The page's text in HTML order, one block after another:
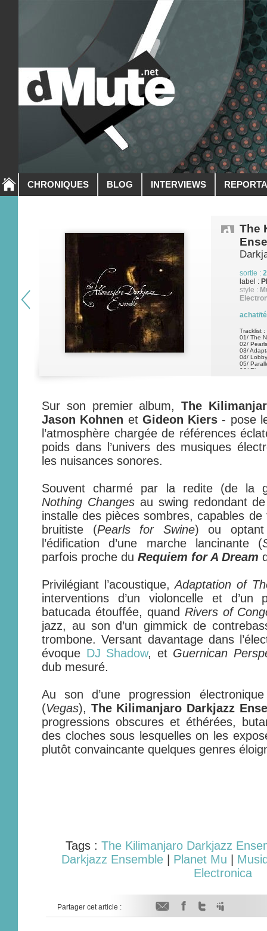
CHRONIQUES BLOG INTERVIEWS
The
sortie :
label :
style :
achat/
Tracklist :
01/ The
02/
03/
04/ Lobby
05/
06/
Sur son premier album, The
Jason Kohnen et Gideon Kiers - pose
l’atmosphère chargée de références
poids dans l’univers des musiques
les nuisances sonores.
Souvent charmé par la redite (de la
Nothing Changesau swing redondant
installe des pièces sombres, capables
bruitiste (Pearls for Swine) ou optant
l’édification d’une marche lancinante (
parfois proche du Requiem for A Dream
Privilégiant l’acoustique,Adaptation of
interventions d’un violoncelle et
batucada étouffée, quand Rivers of
jazz, au son d’un gimmick de
trombone. Versant davantage dans
évoque DJ Shadow, et Guernican
dub mesuré.
Au son d’une progression
(Vegas), The Kilimanjaro Darkjazz
progressions obscures et éthérées,
des cloches sous lesquelles on les
plutôt convaincante quelques genres
Tags : The Kilimanjaro Darkjazz
Darkjazz Ensemble| Planet Mu
Electronica
Partager cet article :